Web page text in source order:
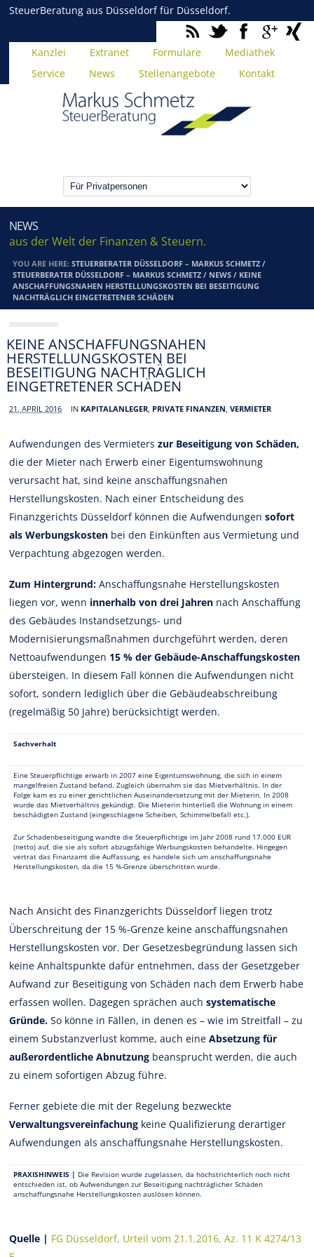
SteuerBeratung aus Düsseldorf für Düsseldorf.
Kanzlei Extranet Formulare
Mediathek
Service
News Stellenangebote Kontakt
NEWS
aus der Welt der Finanzen & Steuern.
YOU ARE HERE:STEUERBERATER DÜSSELDORF – MARKUS SCHMETZ /
STEUERBERATER DÜSSELDORF – MARKUS SCHMETZ / NEWS / KEINE
ANSCHAFFUNGSNAHEN HERSTELLUNGSKOSTEN BEI BESEITIGUNG
NACHTRÄGLICH EINGETRETENER SCHÄDEN
KEINE ANSCHAFFUNGSNAHEN
HERSTELLUNGSKOSTEN BEI
BESEITIGUNG NACHTRÄGLICH
EINGETRETENER SCHÄDEN
21. APRIL 2016 IN KAPITALANLEGER PRIVATE FINANZEN ,VERMIETER
Aufwendungen des Vermieterszur Beseitigung von Schäden,
die der Mieter nach Erwerb einer Eigentumswohnung
verursacht hat, sind keine anschaffungsnahen
Herstellungskosten. Nach einer Entscheidung des
Finanzgerichts Düsseldorf können die Aufwendungensofort
als Werbungskosten bei den Einkünften aus Vermietung und
Verpachtung abgezogen werden.
Zum Hintergrund: Anschaffungsnahe Herstellungskosten
liegen vor, wenn innerhalb von drei Jahren nach Anschaffung
des Gebäudes Instandsetzungs- und
Modernisierungsmaßnahmen durchgeführt werden, deren
Nettoaufwendungen 15 % der Gebäude-Anschaffungskosten
übersteigen. In diesem Fall können die Aufwendungen nicht
sofort, sondern lediglich über die Gebäudeabschreibung
(regelmäßig 50 Jahre) berücksichtigt werden.
Sachverhalt
Eine Steuerpflichtige erwarb in 2007 eine Eigentumswohnung, die sich in einem
mangelfreien Zustand befand. Zugleich übernahm sie das Mietverhältnis. In der
Folge kam es zu einer gerichtlichen Auseinandersetzung mit der Mieterin. In 2008
wurde das Mietverhältnis gekündigt. Die Mieterin hinterließ die Wohnung in einem
beschädigten Zustand (eingeschlagene Scheiben, Schimmelbefall etc.).
Zur Schadenbeseitigung wandte die Steuerpflichtige im Jahr 2008 rund 17.000 EUR
(netto) auf, die sie als sofort abzugsfähige Werbungskosten behandelte. Hingegen
vertrat das Finanzamt die Auffassung, es handele sich um anschaffungsnahe
Herstellungskosten, da die 15 %-Grenze überschritten wurde.
Nach Ansicht des Finanzgerichts Düsseldorf liegen trotz
Überschreitung der 15 %-Grenze keine anschaffungsnahen
Herstellungskosten vor. Der Gesetzesbegründung lassen sich
keine Anhaltspunkte dafür entnehmen, dass der Gesetzgeber
Aufwand zur Beseitigung von Schäden nach dem Erwerb habe
erfassen wollen. Dagegen sprächen auchsystematische
Gründe. So könne in Fällen, in denen es – wie im Streitfall – zu
einem Substanzverlust komme, auch eineAbsetzung für
außerordentliche Abnutzung beansprucht werden, die auch
zu einem sofortigen Abzug führe.
Ferner gebiete die mit der Regelung bezweckte
Verwaltungsvereinfachung keine Qualifizierung derartiger
Aufwendungen als anschaffungsnahe Herstellungskosten.
PRAXISHINWEIS | Die Revision wurde zugelassen, da höchstrichterlich noch nicht
entschieden ist, ob Aufwendungen zur Beseitigung nachträglicher Schäden
anschaffungsnahe Herstellungskosten auslösen können.
Quelle | FG Düsseldorf, Urteil vom 21.1.2016, Az. 11 K 4274/13